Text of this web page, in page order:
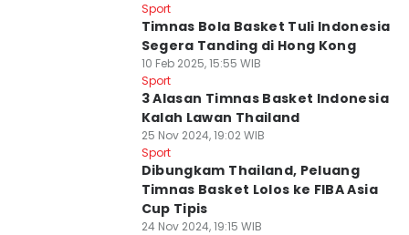
Sport
Timnas Bola Basket Tuli Indonesia
Segera Tanding di Hong Kong
10 Feb 2025, 15:55 WIB
Sport
3 Alasan Timnas Basket Indonesia
Kalah Lawan Thailand
25 Nov 2024, 19:02 WIB
Sport
Dibungkam Thailand, Peluang
Timnas Basket Lolos ke FIBA Asia
Cup Tipis
24 Nov 2024, 19:15 WIB